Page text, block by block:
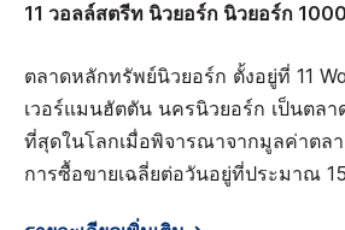
11 วอลล์สตรีท นิวยอร์ก นิวยอร์ก
ตลาดหลักทรัพย์นิวยอร์ก ตั้งอยู่ที่ 11
เวอร์แมนฮัตตัน นครนิวยอร์ก เป็นตล
ที่สุดในโลกเมื่อพิจารณาจากมูลค่าตล
การซื้อขายเฉลี่ยต่อวันอยู่ที่ประมาณ